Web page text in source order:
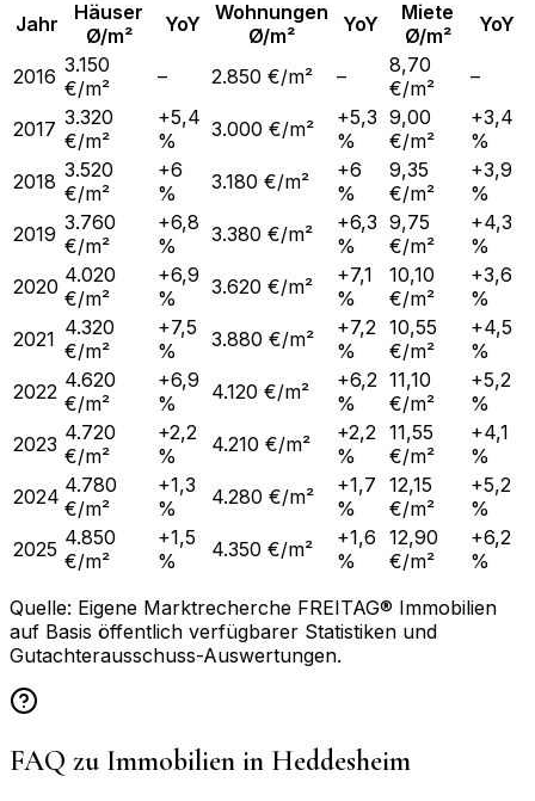
Jahr
Häuser
Ø/m²
YoY
Wohnungen
Ø/m²
YoY
Miete
Ø/m²
YoY
2016 3.150
€/m²
– 2.850 €/m² –
8,70
€/m²
–
2017 3.320
€/m²
+5,4
%
3.000 €/m²
+5,3
%
9,00
€/m²
+3,4
%
2018 3.520
€/m²
+6
%
3.180 €/m²
+6
%
9,35
€/m²
+3,9
%
2019 3.760
€/m²
+6,8
%
3.380 €/m²
+6,3
%
9,75
€/m²
+4,3
%
2020 4.020
€/m²
+6,9
%
3.620 €/m²
+7,1
%
10,10
€/m²
+3,6
%
2021 4.320
€/m²
+7,5
%
3.880 €/m²
+7,2
%
10,55
€/m²
+4,5
%
2022 4.620
€/m²
+6,9
%
4.120 €/m²
+6,2
%
11,10
€/m²
+5,2
%
2023 4.720
€/m²
+2,2
%
4.210 €/m²
+2,2
%
11,55
€/m²
+4,1
%
2024 4.780
€/m²
+1,3
%
4.280 €/m²
+1,7
%
12,15
€/m²
+5,2
%
2025 4.850
€/m²
+1,5
%
4.350 €/m²
+1,6
%
12,90
€/m²
+6,2
%
Quelle: Eigene Marktrecherche FREITAG® Immobilien
auf Basis öffentlich verfügbarer Statistiken und
Gutachterausschuss-Auswertungen.
FAQ zu Immobilien in Heddesheim